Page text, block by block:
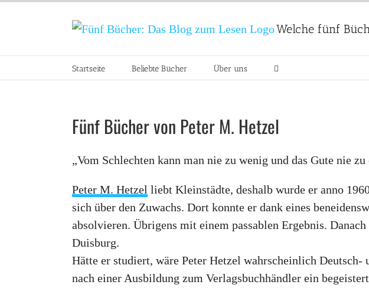
Welche fünf
Startseite Beliebte Bücher Über uns
Fünf Bücher von Peter M. Hetzel
„Vom Schlechten kann man nie zu wenig und das Gute nie
Peter M. Hetzel liebt Kleinstädte, deshalb wurde er anno
sich über den Zuwachs. Dort konnte er dank eines
absolvieren. Übrigens mit einem passablen Ergebnis.
Duisburg.
Hätte er studiert, wäre Peter Hetzel wahrscheinlich Deutsch-
nach einer Ausbildung zum Verlagsbuchhändler ein